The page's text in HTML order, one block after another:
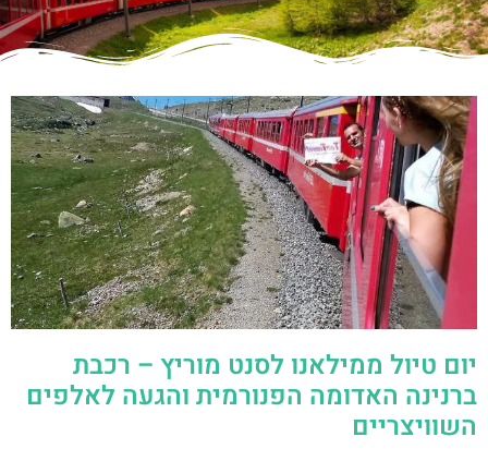
יום טיול ממילאנו לסנט מוריץ – רכבת
ברנינה האדומה הפנורמית והגעה לאלפים
השוויצריים